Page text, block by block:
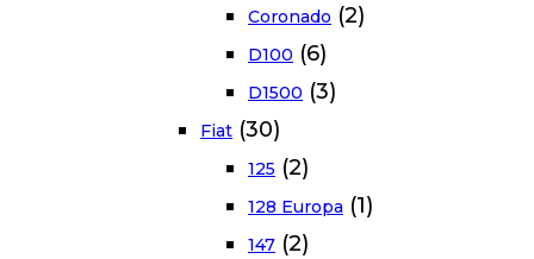
Coronado (2)
D100 (6)
D1500 (3)
Fiat (30)
125 (2)
128 Europa (1)
147 (2)